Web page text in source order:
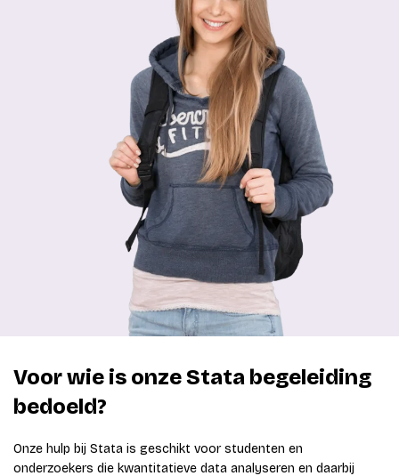
Voor wie is onze Stata begeleiding
bedoeld?
Onze hulp bij Stata is geschikt voor studenten en
onderzoekers die kwantitatieve data analyseren en daarbij